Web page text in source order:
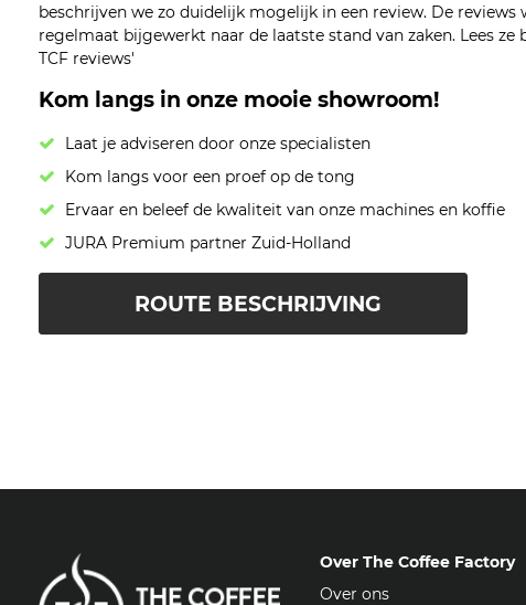
beschrijven we zo duidelijk mogelijk in een review. De reviews
regelmaat bijgewerkt naar de laatste stand van zaken. Lees ze
TCF reviews'
Kom langs in onze mooie showroom!
Laat je adviseren door onze specialisten
Kom langs voor een proef op de tong
Ervaar en beleef de kwaliteit van onze machines en koffie
JURA Premium partner Zuid-Holland
ROUTE BESCHRIJVING
Over The Coffee Factory
Over ons